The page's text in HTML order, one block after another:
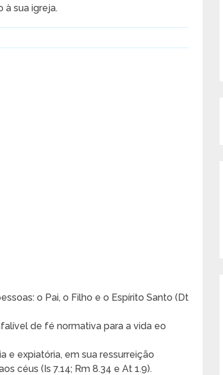
à sua igreja.
o Pai, o Filho e o Espírito Santo (Dt
de fé normativa para a vida eo
e expiatória, em sua ressurreição
céus (Is 7.14; Rm 8.34 e At 1.9).